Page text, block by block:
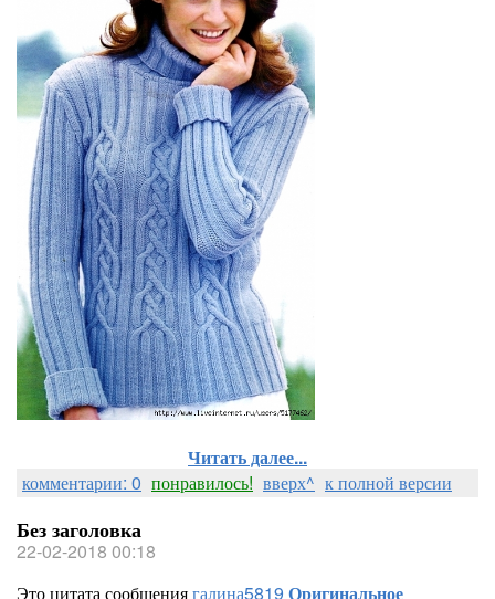
Читать далее...
комментарии: 0 понравилось! вверх^ к полной версии
Без заголовка
22-02-2018 00:18
Это цитата сообщениягалина5819 Оригинальное